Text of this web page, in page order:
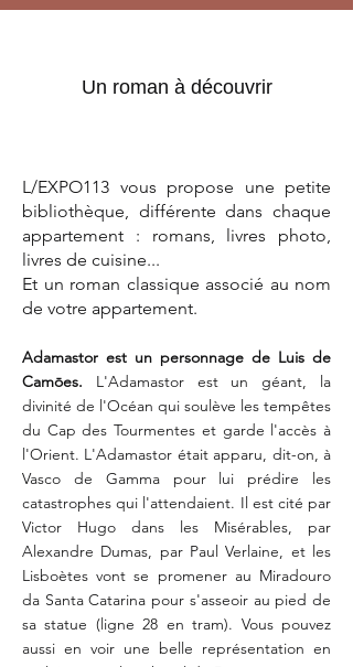
Un roman à découvrir
L/EXPO113 vous propose une petite
bibliothèque, différente dans chaque
appartement : romans, livres photo,
livres de cuisine...
Et un roman classique associé au nom
de votre appartement.
Adamastor est un personnage de Luis de
Camōes. L'Adamastor est un géant, la
divinité de l'Océan qui soulève les tempêtes
du Cap des Tourmentes et garde l'accès à
l'Orient. L'Adamastor était apparu, dit-on, à
Vasco de Gamma pour lui prédire les
catastrophes qui l'attendaient. Il est cité par
Victor Hugo dans les Misérables, par
Alexandre Dumas, par Paul Verlaine, et les
Lisboètes vont se promener au Miradouro
da Santa Catarina pour s'asseoir au pied de
sa statue (ligne 28 en tram). Vous pouvez
aussi en voir une belle représentation en